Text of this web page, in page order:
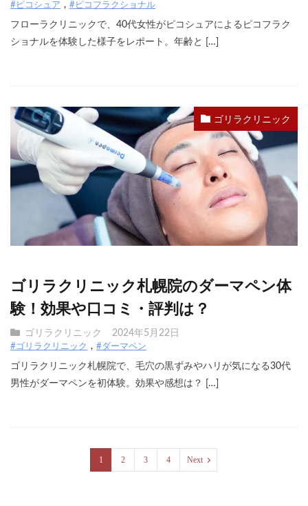
#ピコシュア #ピコフラクショナル
フローラクリニックで、40代女性がピコシュアによるピコフラク
ショナルを体験した様子をレポート。年齢と […]
ゴリラクリニック
ゴリラクリニック札幌院のダーマペン体
験！効果や口コミ・評判は？
ゴリラクリニック 2024年5月22日
#ゴリラクリニック #ダーマペン
ゴリラクリニック札幌院で、毛穴の黒ずみやハリが気になる30代
男性がダーマペンを初体験。効果や感想は？ […]
1 2 3 4 Next